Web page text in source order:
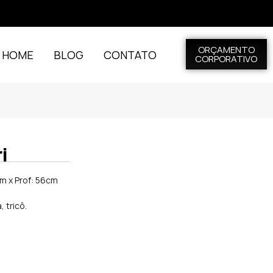
BLOG CONTATO ORÇAMENTO
CORPORATIVO
x Prof: 56cm
tricô.